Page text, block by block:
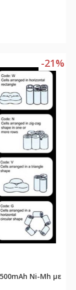
-21%
Ni-Mh με